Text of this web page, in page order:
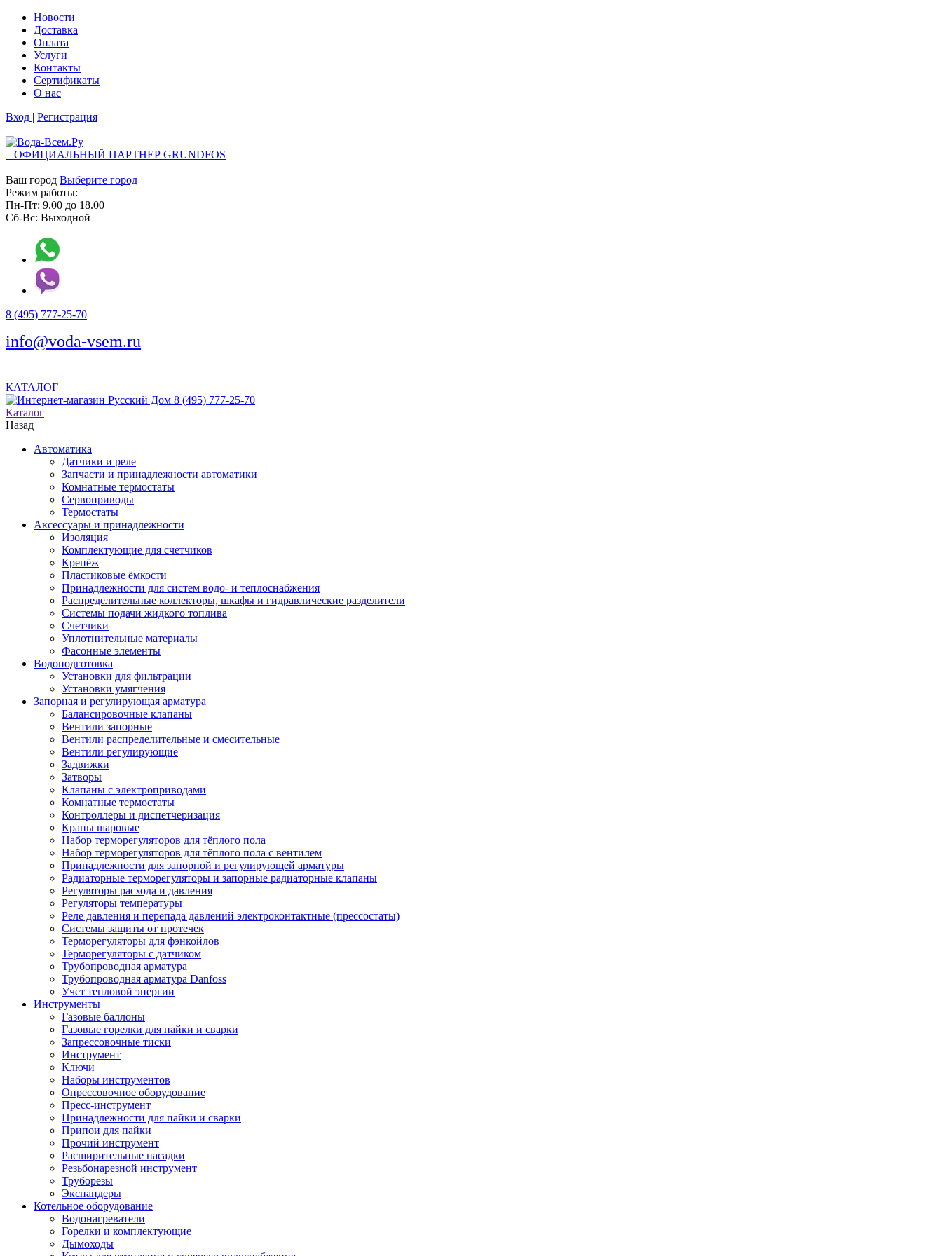
Новости
Доставка
Оплата
Услуги
Контакты
Cертификаты
О нас
Вход | Регистрация
ОФИЦИАЛЬНЫЙ ПАРТНЕР GRUNDFOS
Ваш город Выберите город
Режим работы:
Пн-Пт: 9.00 до 18.00
Сб-Вс: Выходной
8 (495) 777-25-70
info@voda-vsem.ru
КАТАЛОГ
8 (495) 777-25-70
Каталог
Назад
Автоматика
Датчики и реле
Запчасти и принадлежности автоматики
Комнатные термостаты
Сервоприводы
Термостаты
Аксессуары и принадлежности
Изоляция
Комплектующие для счетчиков
Крепёж
Пластиковые ёмкости
Принадлежности для систем водо- и теплоснабжения
Распределительные коллекторы, шкафы и гидравлические разделители
Системы подачи жидкого топлива
Счетчики
Уплотнительные материалы
Фасонные элементы
Водоподготовка
Установки для фильтрации
Установки умягчения
Запорная и регулирующая арматура
Балансировочные клапаны
Вентили запорные
Вентили распределительные и смесительные
Вентили регулирующие
Задвижки
Затворы
Клапаны с электроприводами
Комнатные термостаты
Контроллеры и диспетчеризация
Краны шаровые
Набор терморегуляторов для тёплого пола
Набор терморегуляторов для тёплого пола с вентилем
Принадлежности для запорной и регулирующей арматуры
Радиаторные терморегуляторы и запорные радиаторные клапаны
Регуляторы расхода и давления
Регуляторы температуры
Реле давления и перепада давлений электроконтактные (прессостаты)
Системы защиты от протечек
Терморегуляторы для фэнкойлов
Терморегуляторы с датчиком
Трубопроводная арматура
Трубопроводная арматура Danfoss
Учет тепловой энергии
Инструменты
Газовые баллоны
Газовые горелки для пайки и сварки
Запрессовочные тиски
Инструмент
Ключи
Наборы инструментов
Опрессовочное оборудование
Пресс-инструмент
Принадлежности для пайки и сварки
Припои для пайки
Прочий инструмент
Расширительные насадки
Резьбонарезной инструмент
Труборезы
Экспандеры
Котельное оборудование
Водонагреватели
Горелки и комплектующие
Дымоходы